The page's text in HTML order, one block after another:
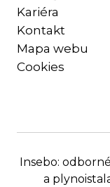
Kariéra
Kontakt
Mapa webu
Cookies
Insebo:
a